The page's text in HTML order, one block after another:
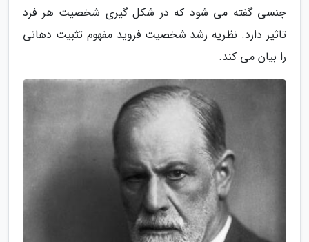
جنسی گفته می شود که در شکل گیری شخصیت هر فرد
تاثیر دارد. نظریه رشد شخصیت فروید مفهوم تثبیت دهانی
را بیان می کند.